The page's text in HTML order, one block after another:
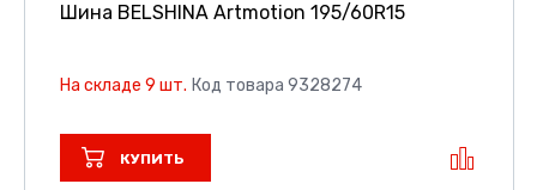
Шина BELSHINA Artmotion 195/60R15
На складе 9 шт. Код товара 9328274
КУПИТЬ